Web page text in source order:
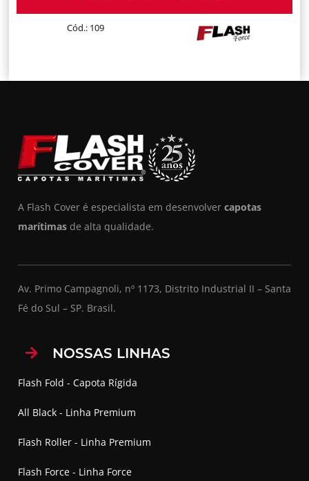
Cód.: 109
A Flash Cover é especialista em desenvolver capotas
marítimas de alta qualidade.
Av. Primo Campagnoli, nº 1173, Distrito Industrial II – Santa
Fé do Sul – SP. Brasil.
NOSSAS LINHAS
Flash Fold - Capota Rígida
All Black - Linha Premium
Flash Roller - Linha Premium
Flash Force - Linha Force